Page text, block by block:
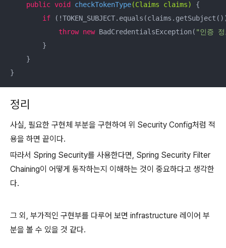
public void checkTokenType(Claims claims)
{
if
throw new BadCredentialsException( "인증
        }
    }
}
정리
사실, 필요한 구현체 부분을 구현하여 위 Security Config처럼 적
용을 하면 끝이다.
따라서 Spring Security를 사용한다면, Spring Security Filter
Chaining이 어떻게 동작하는지 이해하는 것이 중요하다고 생각한
다.
그 외, 부가적인 구현부를 다루어 보면 infrastructure 레이어 부
분을 볼 수 있을 것 같다.